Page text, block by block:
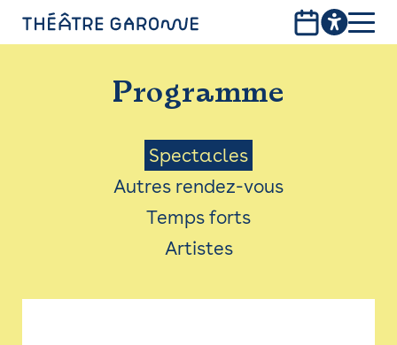
PROGRAMME
INFOS PRATIQUES
AVEC LES PUBLICS
ACCESSIBILITÉ
LES PRODUCTIONS
Programme
Menu
Saison
Spectacles
Autres rendez-vous
Temps forts
Artistes